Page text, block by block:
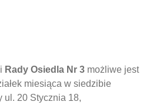
Rady Osiedla Nr 3 możliwe jest
miesiąca w siedzibie
ul. 20 Stycznia 18,